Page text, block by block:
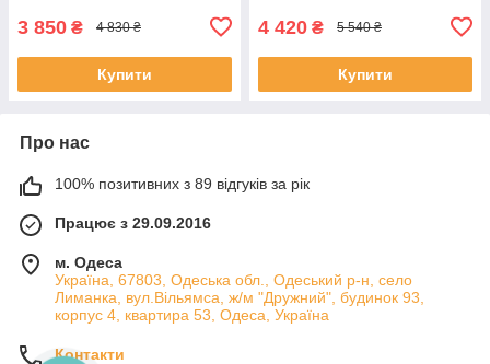
3 850 ₴ 4 830 ₴
Купити
4 420 ₴ 5 540 ₴
Купити
Про нас
100% позитивних з 89 відгуків за рік
Працює з 29.09.2016
м. Одеса
Україна, 67803, Одеська обл., Одеський р-н, село
Лиманка, вул.Вільямса, ж/м "Дружний", будинок 93,
корпус 4, квартира 53, Одеса, Україна
Контакти